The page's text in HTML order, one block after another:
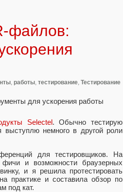
файлов:
, работы, тестирование, Тестирование
Selectel. Обычно тестирую
выступлю немного в другой роли
для тестировщиков. На
и возможности браузерных
и я решила протестировать
практике и составила обзор по
под кат.